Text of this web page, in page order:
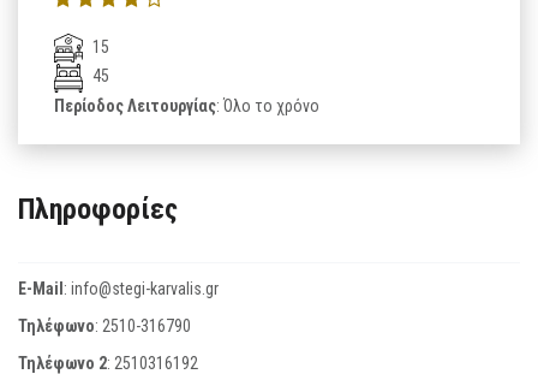
15
45
Περίοδος Λειτουργίας: Όλο το χρόνο
Πληροφορίες
E-Mail: info@stegi-karvalis.gr
Τηλέφωνο: 2510-316790
Τηλέφωνο 2: 2510316192